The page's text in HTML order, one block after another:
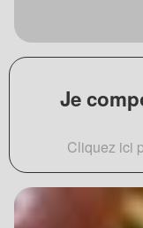
Je
Cliquez ici